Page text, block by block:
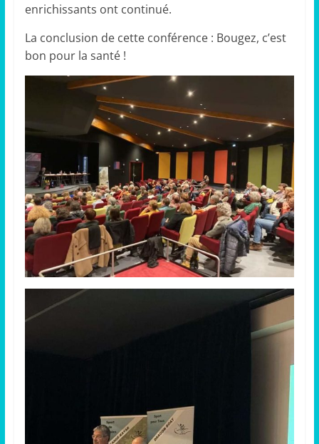
enrichissants ont continué.
La conclusion de cette conférence : Bougez, c’est
bon pour la santé !